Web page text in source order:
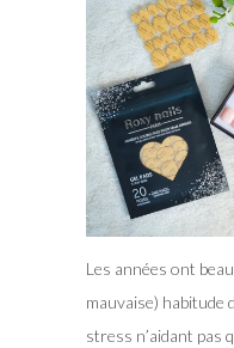
Les années ont
mauvaise) habitude
stress n’aidant pas